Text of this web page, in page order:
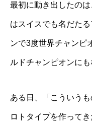
最初に動き出したの
はスイスでも名だた
ンで3度世界チャンピ
ルドチャンピオンに
ある日、「こういう
ロトタイプを作って